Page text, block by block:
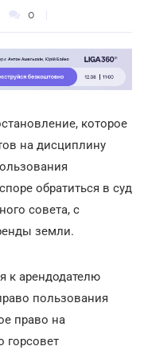
0
которое
на дисциплину
обратиться в суд
совета, с
земли.
к арендодателю
пользования
право на
горсовет